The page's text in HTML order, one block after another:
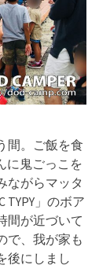
間。ご飯を食
に鬼ごっこを
ながらマッタ
TYPY」のボア
間が近づいて
で、我が家も
後にしまし